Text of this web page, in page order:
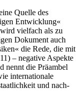
Quelle des
Entwicklung«
vielfach als zu
Dokument auch
die Rede, die mit
– nega­tive Aspekte
nennt die Präambel
internationale
und nach­